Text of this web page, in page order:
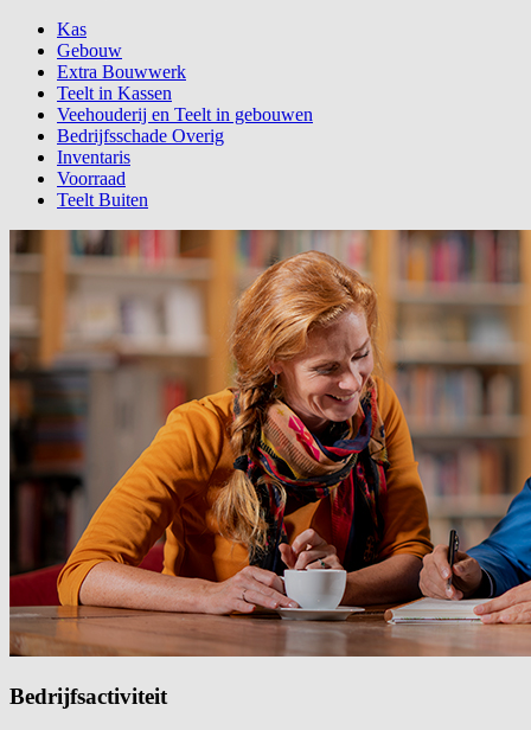
Kas
Gebouw
Extra Bouwwerk
Teelt in Kassen
Veehouderij en Teelt in gebouwen
Bedrijfsschade Overig
Inventaris
Voorraad
Teelt Buiten
Bedrijfsactiviteit